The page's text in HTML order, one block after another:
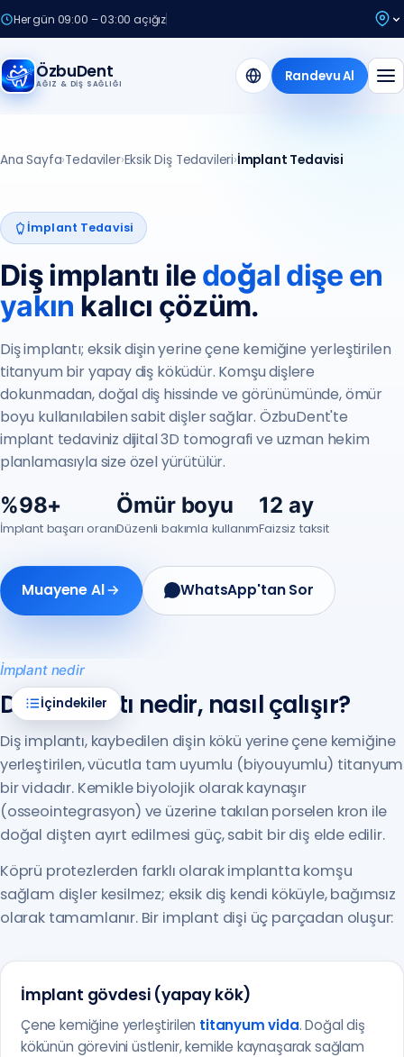
Her gün 09:00 – 03:00 açığız
ÖzbuDent
AĞIZ & DIŞ SAĞLIĞI Randevu Al
Ana Sayfa›Tedaviler›Eksik Diş Tedavileri›İmplant Tedavisi
İmplant Tedavisi
Diş implantı ile doğal dişe en
yakın kalıcı çözüm.
Diş implantı; eksik dişin yerine çene kemiğine yerleştirilen
titanyum bir yapay diş köküdür. Komşu dişlere
dokunmadan, doğal diş hissinde ve görünümünde, ömür
boyu kullanılabilen sabit dişler sağlar. ÖzbuDent'te
implant tedaviniz dijital 3D tomografi ve uzman hekim
planlamasıyla size özel yürütülür.
%98+
İmplant başarı oranı
Ömür boyu
Düzenli bakımla kullanım
12 ay
Faizsiz taksit
Muayene Al WhatsApp'tan Sor
İmplant nedir
Diş implantı nedir, nasıl çalışır?
Diş implantı, kaybedilen dişin kökü yerine çene kemiğine
yerleştirilen, vücutla tam uyumlu (biyouyumlu) titanyum
bir vidadır. Kemikle biyolojik olarak kaynaşır
(osseointegrasyon) ve üzerine takılan porselen kron ile
doğal dişten ayırt edilmesi güç, sabit bir diş elde edilir.
Köprü protezlerden farklı olarak implantta komşu
sağlam dişler kesilmez; eksik diş kendi köküyle, bağımsız
olarak tamamlanır. Bir implant dişi üç parçadan oluşur:
İmplant gövdesi (yapay kök)
Çene kemiğine yerleştirilen titanyum vida. Doğal diş
kökünün görevini üstlenir, kemikle kaynaşarak sağlam
İçindekiler